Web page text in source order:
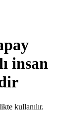
insan
kullanılır.